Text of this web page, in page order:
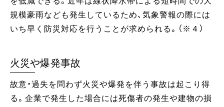
規模豪雨なども発生しているため、気象警報の際には
いち早く防災対応を行うことが求められる。（※４）
火災や爆発事故
故意・過失を問わず火災や爆発を伴う事故は起こり得
る。企業で発生した場合には死傷者の発生や建物の損